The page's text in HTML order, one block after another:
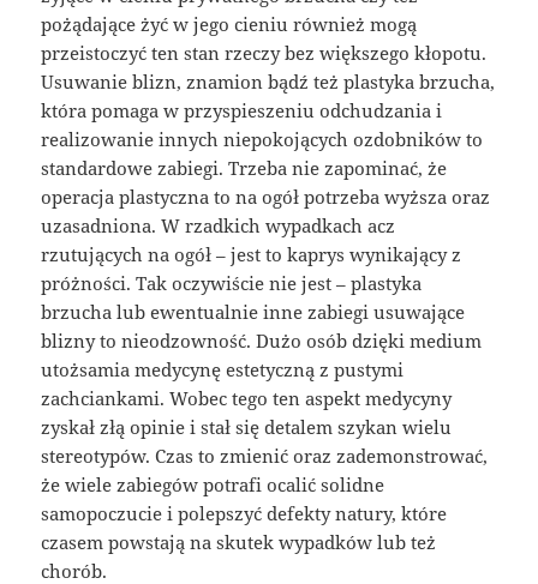
pożądające żyć w jego cieniu również mogą
przeistoczyć ten stan rzeczy bez większego kłopotu.
Usuwanie blizn, znamion bądź też plastyka brzucha,
która pomaga w przyspieszeniu odchudzania i
realizowanie innych niepokojących ozdobników to
standardowe zabiegi. Trzeba nie zapominać, że
operacja plastyczna to na ogół potrzeba wyższa oraz
uzasadniona. W rzadkich wypadkach acz
rzutujących na ogół – jest to kaprys wynikający z
próżności. Tak oczywiście nie jest – plastyka
brzucha lub ewentualnie inne zabiegi usuwające
blizny to nieodzowność. Dużo osób dzięki medium
utożsamia medycynę estetyczną z pustymi
zachciankami. Wobec tego ten aspekt medycyny
zyskał złą opinie i stał się detalem szykan wielu
stereotypów. Czas to zmienić oraz zademonstrować,
że wiele zabiegów potrafi ocalić solidne
samopoczucie i polepszyć defekty natury, które
czasem powstają na skutek wypadków lub też
chorób.